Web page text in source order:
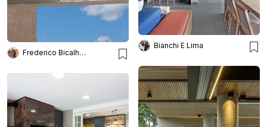
Frederico Bicalho Arquitetura
Bianchi E Lima